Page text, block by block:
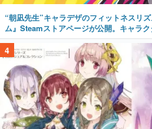
“朝凪先生”キャラデザのフィットネスリ
ム』Steamストアページが公開。キャラ
4